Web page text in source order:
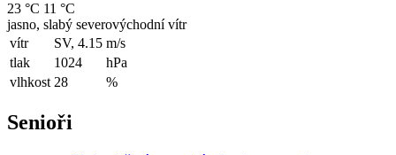
23 °C 11 °C
jasno, slabý severovýchodní vítr
vítr
SV, 4.15 m/s
tlak
1024
hPa
vlhkost 28 %
Senioři